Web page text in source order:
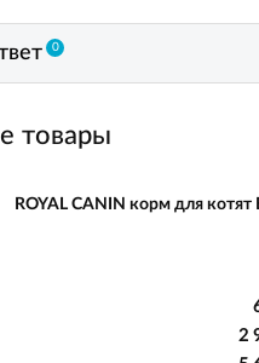
0
товары
ROYAL CANIN корм для котят
2